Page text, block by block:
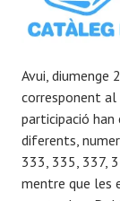
Avui, diumenge
corresponent
participació
diferents,
333, 335, 337,
mentre que les